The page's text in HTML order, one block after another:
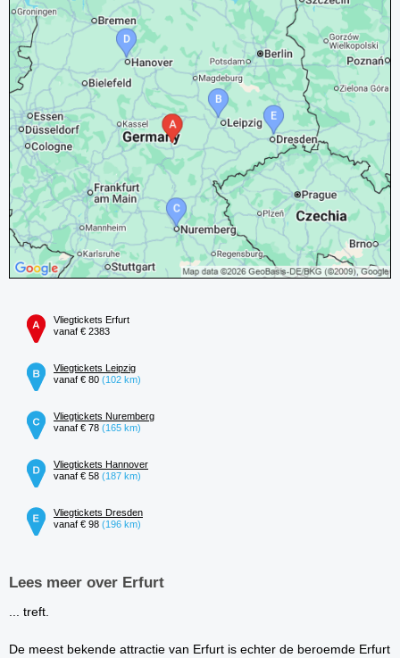
Vliegtickets Erfurt
vanaf € 2383
Vliegtickets Leipzig
vanaf € 80 (102 km)
Vliegtickets Nuremberg
vanaf € 78 (165 km)
Vliegtickets Hannover
vanaf € 58 (187 km)
Vliegtickets Dresden
vanaf € 98 (196 km)
Lees meer over Erfurt
... treft.
De meest bekende attractie van Erfurt is echter de beroemde Erfurt